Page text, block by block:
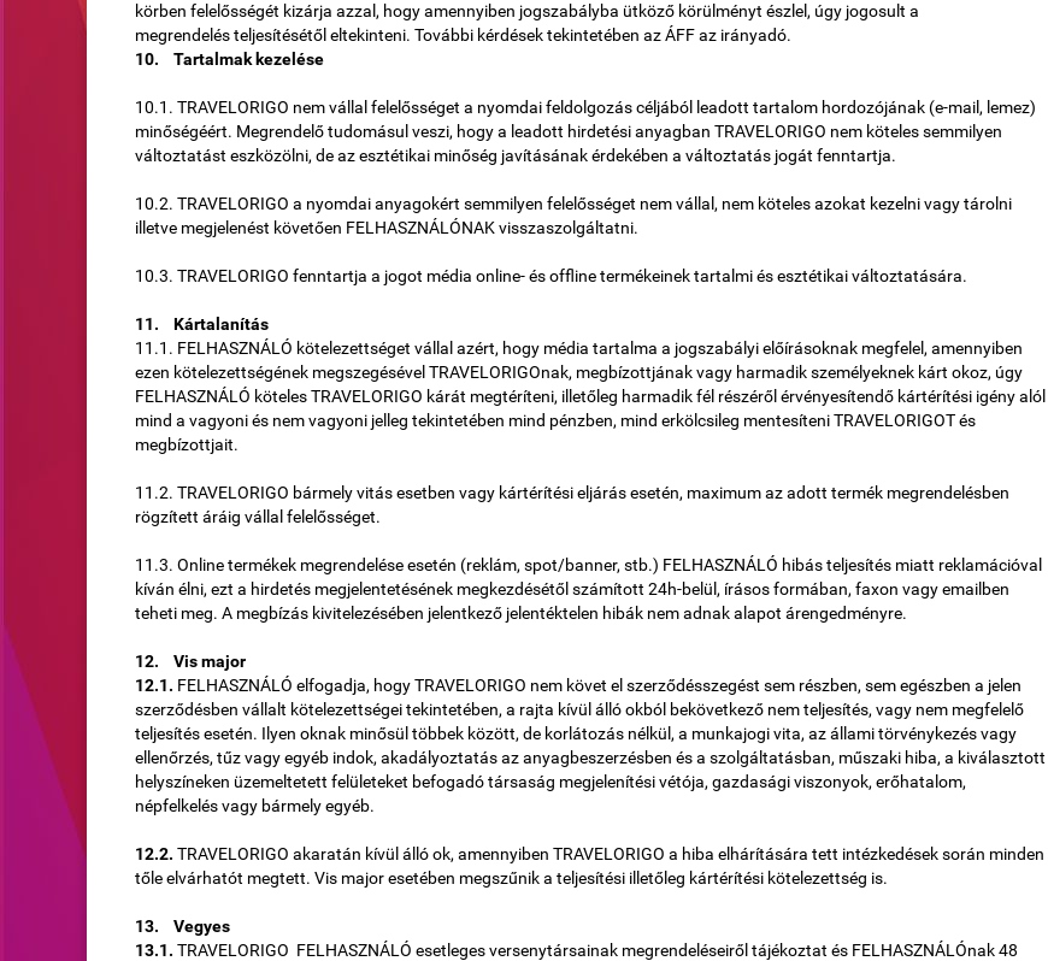
körben felelősségét kizárja azzal, hogy amennyiben jogszabályba ütköző körülményt észlel, úgy jogosult a
megrendelés teljesítésétől eltekinteni. További kérdések tekintetében az ÁFF az irányadó.
10. Tartalmak kezelése
10.1. TRAVELORIGO nem vállal felelősséget a nyomdai feldolgozás céljából leadott tartalom hordozójának (e-mail, lemez)
minőségéért. Megrendelő tudomásul veszi, hogy a leadott hirdetési anyagban TRAVELORIGO nem köteles semmilyen
változtatást eszközölni, de az esztétikai minőség javításának érdekében a változtatás jogát fenntartja.
10.2. TRAVELORIGO a nyomdai anyagokért semmilyen felelősséget nem vállal, nem köteles azokat kezelni vagy tárolni
illetve megjelenést követően FELHASZNÁLÓNAK visszaszolgáltatni.
10.3. TRAVELORIGO fenntartja a jogot média online- és offline termékeinek tartalmi és esztétikai változtatására.
11. Kártalanítás
11.1. FELHASZNÁLÓ kötelezettséget vállal azért, hogy média tartalma a jogszabályi előírásoknak megfelel, amennyiben
ezen kötelezettségének megszegésével TRAVELORIGOnak, megbízottjának vagy harmadik személyeknek kárt okoz, úgy
FELHASZNÁLÓ köteles TRAVELORIGO kárát megtéríteni, illetőleg harmadik fél részéről érvényesítendő kártérítési igény alól
mind a vagyoni és nem vagyoni jelleg tekintetében mind pénzben, mind erkölcsileg mentesíteni TRAVELORIGOT és
megbízottjait.
11.2. TRAVELORIGO bármely vitás esetben vagy kártérítési eljárás esetén, maximum az adott termék megrendelésben
rögzített áráig vállal felelősséget.
11.3. Online termékek megrendelése esetén (reklám, spot/banner, stb.) FELHASZNÁLÓ hibás teljesítés miatt reklamációval
kíván élni, ezt a hirdetés megjelentetésének megkezdésétől számított 24h-belül, írásos formában, faxon vagy emailben
teheti meg. A megbízás kivitelezésében jelentkező jelentéktelen hibák nem adnak alapot árengedményre.
12. Vis major
12.1. FELHASZNÁLÓ elfogadja, hogy TRAVELORIGO nem követ el szerződésszegést sem részben, sem egészben a jelen
szerződésben vállalt kötelezettségei tekintetében, a rajta kívül álló okból bekövetkező nem teljesítés, vagy nem megfelelő
teljesítés esetén. Ilyen oknak minősül többek között, de korlátozás nélkül, a munkajogi vita, az állami törvénykezés vagy
ellenőrzés, tűz vagy egyéb indok, akadályoztatás az anyagbeszerzésben és a szolgáltatásban, műszaki hiba, a kiválasztott
helyszíneken üzemeltetett felületeket befogadó társaság megjelenítési vétója, gazdasági viszonyok, erőhatalom,
népfelkelés vagy bármely egyéb.
12.2. TRAVELORIGO akaratán kívül álló ok, amennyiben TRAVELORIGO a hiba elhárítására tett intézkedések során minden
tőle elvárhatót megtett. Vis major esetében megszűnik a teljesítési illetőleg kártérítési kötelezettség is.
13. Vegyes
13.1. TRAVELORIGO FELHASZNÁLÓ esetleges versenytársainak megrendeléseiről tájékoztat és FELHASZNÁLÓnak 48